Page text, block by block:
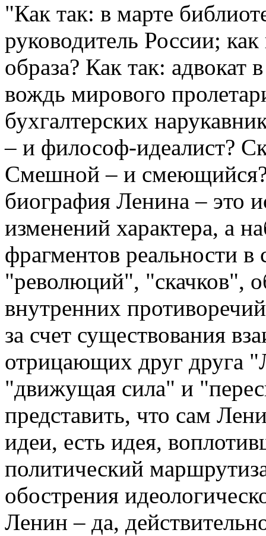
"Как так: в марте
руководитель России;
образа? Как так:
вождь мирового
бухгалтерских
– и философ-идеалист?
Смешной – и
биография Ленина – это
изменений характера, а
фрагментов реальности
"революций", "скачков",
внутренних
за счет существования
отрицающих друг друга
"движущая сила" и
представить, что сам
идеи, есть идея,
политический
обострения
Ленин – да,